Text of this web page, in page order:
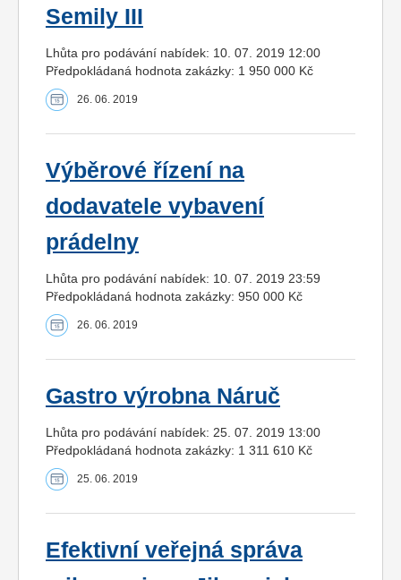
Semily III
Lhůta pro podávání nabídek: 10. 07. 2019 12:00
Předpokládaná hodnota zakázky: 1 950 000 Kč
26. 06. 2019
Výběrové řízení na
dodavatele vybavení
prádelny
Lhůta pro podávání nabídek: 10. 07. 2019 23:59
Předpokládaná hodnota zakázky: 950 000 Kč
26. 06. 2019
Gastro výrobna Náruč
Lhůta pro podávání nabídek: 25. 07. 2019 13:00
Předpokládaná hodnota zakázky: 1 311 610 Kč
25. 06. 2019
Efektivní veřejná správa